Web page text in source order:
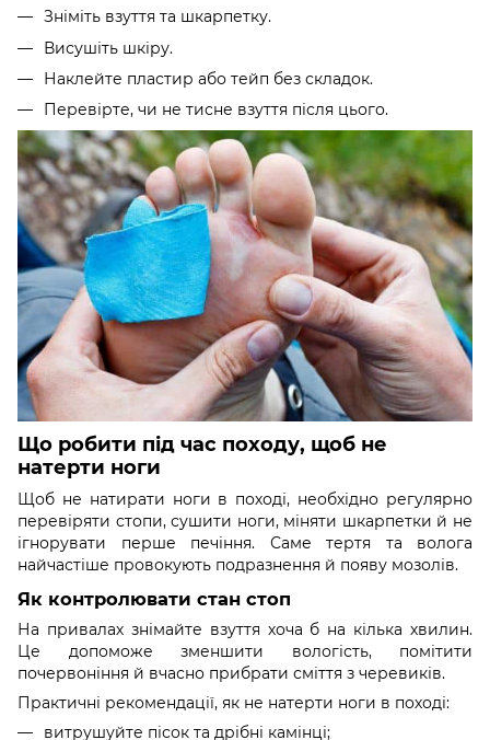
Зніміть взуття та шкарпетку.
Висушіть шкіру.
Наклейте пластир або тейп без складок.
Перевірте, чи не тисне взуття після цього.
Що робити під час походу, щоб не
натерти ноги
Щоб не натирати ноги в поході, необхідно регулярно
перевіряти стопи, сушити ноги, міняти шкарпетки й не
ігнорувати перше печіння. Саме тертя та волога
найчастіше провокують подразнення й появу мозолів.
Як контролювати стан стоп
На привалах знімайте взуття хоча б на кілька хвилин.
Це допоможе зменшити вологість, помітити
почервоніння й вчасно прибрати сміття з черевиків.
Практичні рекомендації, як не натерти ноги в поході:
витрушуйте пісок та дрібні камінці;